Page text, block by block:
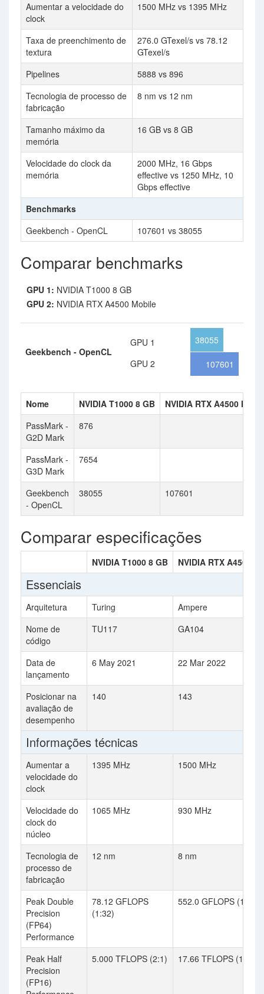
Aumentar a velocidade do
clock
1500 MHz vs 1395 MHz
Taxa de preenchimento de
textura
276.0 GTexel/s vs 78.12
GTexel/s
Pipelines
5888 vs 896
Tecnologia de processo de
fabricação
8 nm vs 12 nm
Tamanho máximo da
memória
16 GB vs 8 GB
Velocidade do clock da
memória
2000 MHz, 16 Gbps
effective vs 1250 MHz, 10
Gbps effective
Benchmarks
Geekbench - OpenCL
107601 vs 38055
Comparar benchmarks
GPU 1: NVIDIA T1000 8 GB
GPU 2: NVIDIA RTX A4500 Mobile
Geekbench - OpenCL
GPU 1
GPU 2
38055
107601
Nome NVIDIA T1000 8 GB
NVIDIA RTX A4500
PassMark -
G2D Mark
876
PassMark -
G3D Mark
7654
Geekbench
- OpenCL
38055 107601
Comparar especificações
NVIDIA T1000 8 GB NVIDIA RTX A4500
Essenciais
Arquitetura Turing
Ampere
Nome de
código
TU117 GA104
Data de
lançamento
6 May 2021 22 Mar 2022
Posicionar na
avaliação de
desempenho
140 143
Informações técnicas
Aumentar a
velocidade do
clock
1395 MHz 1500 MHz
Velocidade do
clock do
núcleo
1065 MHz 930 MHz
Tecnologia de
processo de
fabricação
12 nm 8 nm
Peak Double
Precision
(FP64)
Performance
78.12 GFLOPS
(1:32)
552.0 GFLOPS (1:32)
Peak Half
Precision
(FP16)
5.000 TFLOPS (2:1) 17.66 TFLOPS (1:1)